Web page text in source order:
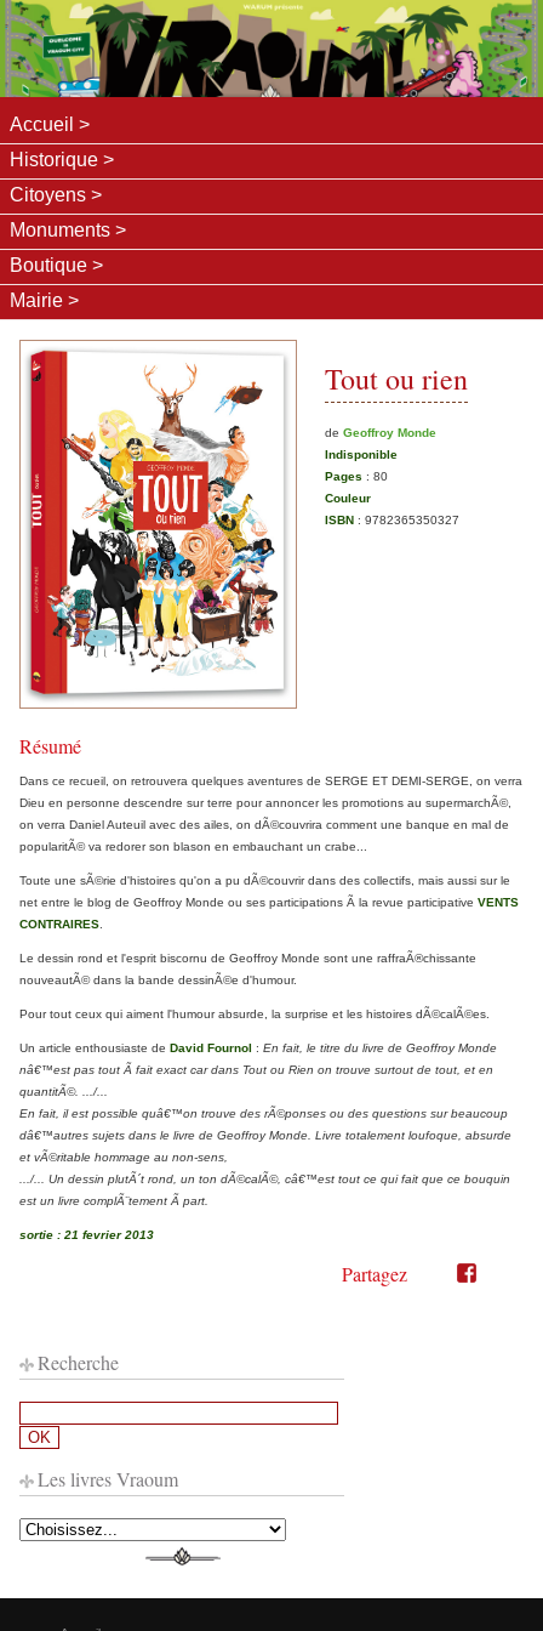
Accueil
Historique
Citoyens
Monuments
Boutique
Mairie
Tout ou rien
de Geoffroy Monde
Indisponible
Pages : 80
Couleur
ISBN : 9782365350327
Résumé
Dans ce recueil, on retrouvera quelques aventures de SERGE ET DEMI-SERGE, on verra
Dieu en personne descendre sur terre pour annoncer les promotions au supermarchÃ©,
on verra Daniel Auteuil avec des ailes, on dÃ©couvrira comment une banque en mal de
popularitÃ© va redorer son blason en embauchant un crabe...
Toute une sÃ©rie d'histoires qu'on a pu dÃ©couvrir dans des collectifs, mais aussi sur le
net entre le blog de Geoffroy Monde ou ses participations Ã la revue participative VENTS
CONTRAIRES
Le dessin rond et l'esprit biscornu de Geoffroy Monde sont une raffraÃ®chissante
nouveautÃ© dans la bande dessinÃ©e d'humour.
Pour tout ceux qui aiment l'humour absurde, la surprise et les histoires dÃ©calÃ©es.
Un article enthousiaste de David Fournol : En fait, le titre du livre de Geoffroy Monde
nâ€™est pas tout Ã fait exact car dans Tout ou Rien on trouve surtout de tout, et en
quantitÃ©. .../...
En fait, il est possible quâ€™on trouve des rÃ©ponses ou des questions sur beaucoup
dâ€™autres sujets dans le livre de Geoffroy Monde. Livre totalement loufoque, absurde
et vÃ©ritable hommage au non-sens,
.../... Un dessin plutÃ´t rond, un ton dÃ©calÃ©, câ€™est tout ce qui fait que ce bouquin
est un livre complÃ¨tement Ã part.
sortie : 21 fevrier 2013
Partagez
Partager
Partager
Recherche
Les livres Vraoum